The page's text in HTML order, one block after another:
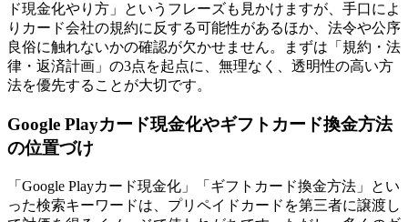
ド現金化やり方」というフレーズも見かけますが、手口によ
りカード会社の規約に反する可能性があるほか、法令や公序
良俗に触れないかの確認が欠かせません。まずは「規約・法
律・返済計画」の3点を起点に、無理なく、透明性の高い方
法を優先することが大切です。
Google Playカード現金化やギフトカード換金方法
の位置づけ
「Google Playカード現金化」「ギフトカード換金方法」とい
った検索キーワードは、プリペイドカードを第三者に譲渡し